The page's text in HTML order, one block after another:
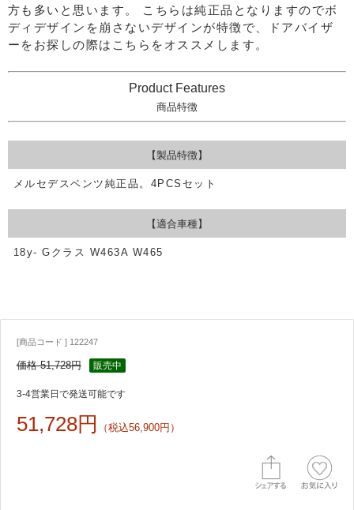
方も多いと思います。 こちらは純正品となりますのでボ
ディデザインを崩さないデザインが特徴で、ドアバイザ
ーをお探しの際はこちらをオススメします。
Product Features
商品特徴
【製品特徴】
メルセデスベンツ純正品。4PCSセット
【適合車種】
18y- Gクラス W463A W465
[商品コード ] 122247
価格 51,728円 販売中
3-4営業日で発送可能です
51,728円 （税込56,900円）